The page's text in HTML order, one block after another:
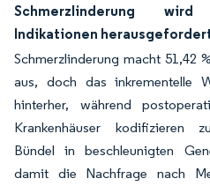
Schmerzlinderung
Indikationen
Schmerzlinderung macht 51,42
aus, doch das inkrementelle
hinterher, während
Krankenhäuser kodifizieren
Bündel in beschleunigten
damit die Nachfrage nach